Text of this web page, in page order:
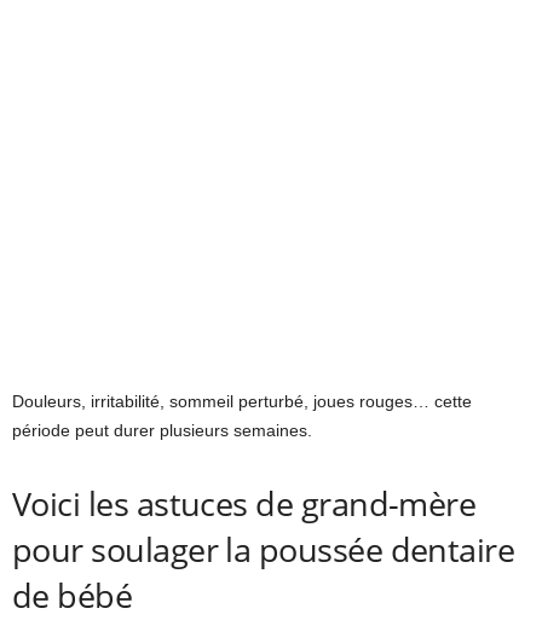
Douleurs, irritabilité, sommeil perturbé, joues rouges… cette
période peut durer plusieurs semaines.
Voici les astuces de grand-mère
pour soulager la poussée dentaire
de bébé